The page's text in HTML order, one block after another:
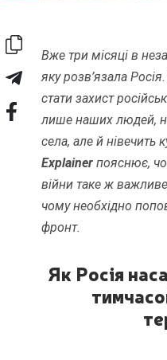
Вже три місяці в
яку розв’язала
стати захист
лише наших людей,
села, але й нівечить
Explainer пояснює,
війни таке ж
чому необхідно
фронт.
Як Росія